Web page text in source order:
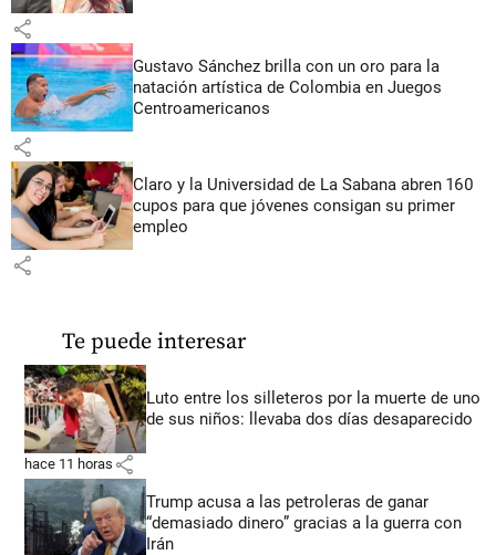
share
Gustavo Sánchez brilla con un oro para la
natación artística de Colombia en Juegos
Centroamericanos
share
Claro y la Universidad de La Sabana abren 160
cupos para que jóvenes consigan su primer
empleo
share
Te puede interesar
Luto entre los silleteros por la muerte de uno
de sus niños: llevaba dos días desaparecido
hace 11 horas share
Trump acusa a las petroleras de ganar
“demasiado dinero” gracias a la guerra con
Irán